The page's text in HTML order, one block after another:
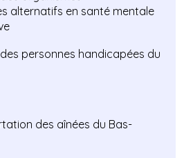
alternatifs en santé mentale
personnes handicapées du
des aînées du Bas-